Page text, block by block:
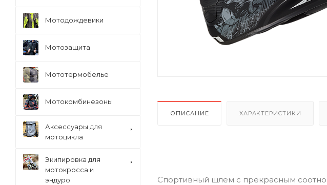
ОПИСАНИЕ ХАРАКТЕРИСТИКИ
Спортивный шлем с прекрасным
Мотодождевики
Мотозащита
Мототермобелье
Мотокомбинезоны
Аксессуары для
мотоцикла
Экипировка для
мотокросса и
эндуро